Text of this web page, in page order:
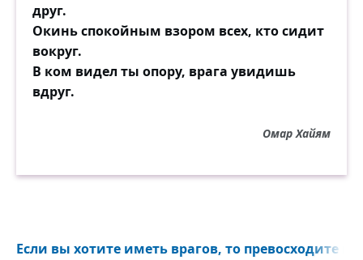
друг.
Окинь спокойным взором всех, кто сидит
вокруг.
В ком видел ты опору, врага увидишь
вдруг.
Омар Хайям
Если вы хотите иметь врагов, то превосходите